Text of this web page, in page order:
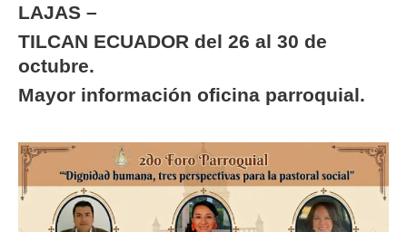
LAJAS –
TILCAN ECUADOR del 26 al 30 de
octubre.
Mayor información oficina parroquial.
Imagen